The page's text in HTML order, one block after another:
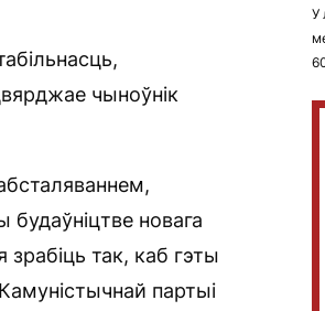
чыноўнік
новага
так, каб гэты
партыі
У